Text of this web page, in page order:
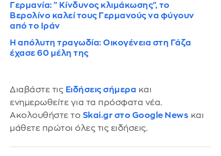
Γερμανία: "Κίνδυνος κλιμάκωσης", το
Βερολίνο καλεί τους Γερμανούς να φύγουν
από το Ιράν
Η απόλυτη τραγωδία: Οικογένεια στη Γάζα
έχασε 60 μέλη της
Διαβάστε τις Ειδήσεις σήμερα και
ενημερωθείτε για τα πρόσφατα νέα.
Ακολουθήστε το Skai.gr στο Google News και
μάθετε πρώτοι όλες τις ειδήσεις.